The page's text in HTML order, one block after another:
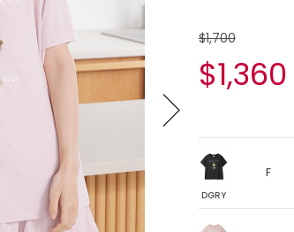
$1,700
$1,360
DGRY
F